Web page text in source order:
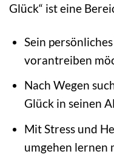
Glück“ ist eine
Sein
vorantreiben
Nach Wegen
Glück in seinen
Mit Stress und
umgehen lernen